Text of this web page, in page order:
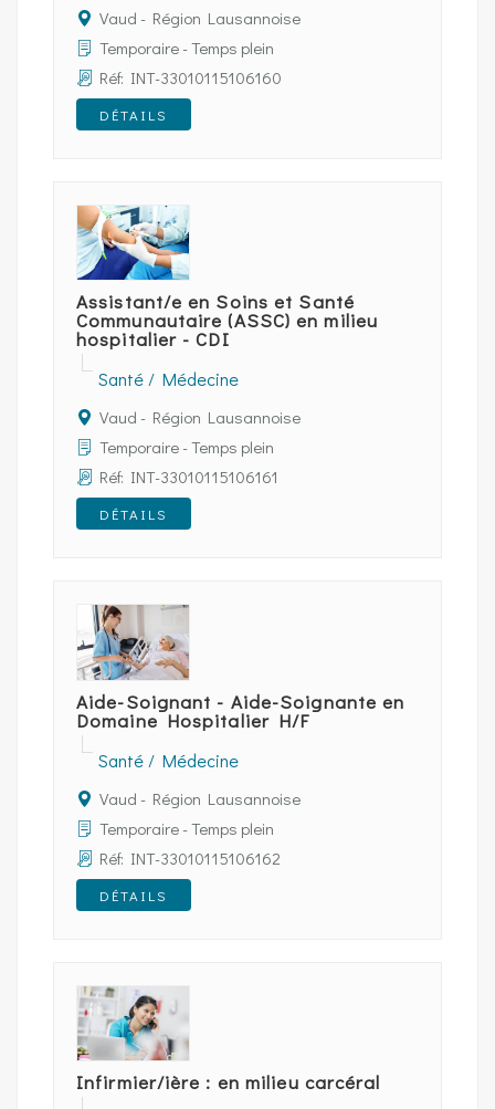
Vaud - Région Lausannoise
Temporaire - Temps plein
Réf: INT-33010115106160
DÉTAILS
Assistant/e en Soins et Santé
Communautaire (ASSC) en milieu
hospitalier - CDI
Santé / Médecine
Vaud - Région Lausannoise
Temporaire - Temps plein
Réf: INT-33010115106161
DÉTAILS
Aide-Soignant - Aide-Soignante en
Domaine Hospitalier H/F
Santé / Médecine
Vaud - Région Lausannoise
Temporaire - Temps plein
Réf: INT-33010115106162
DÉTAILS
Infirmier/ière : en milieu carcéral